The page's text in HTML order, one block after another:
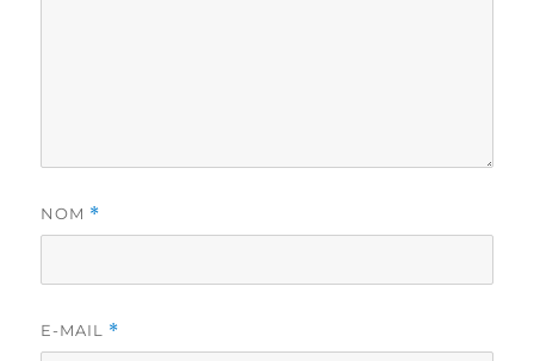
NOM *
E-MAIL *